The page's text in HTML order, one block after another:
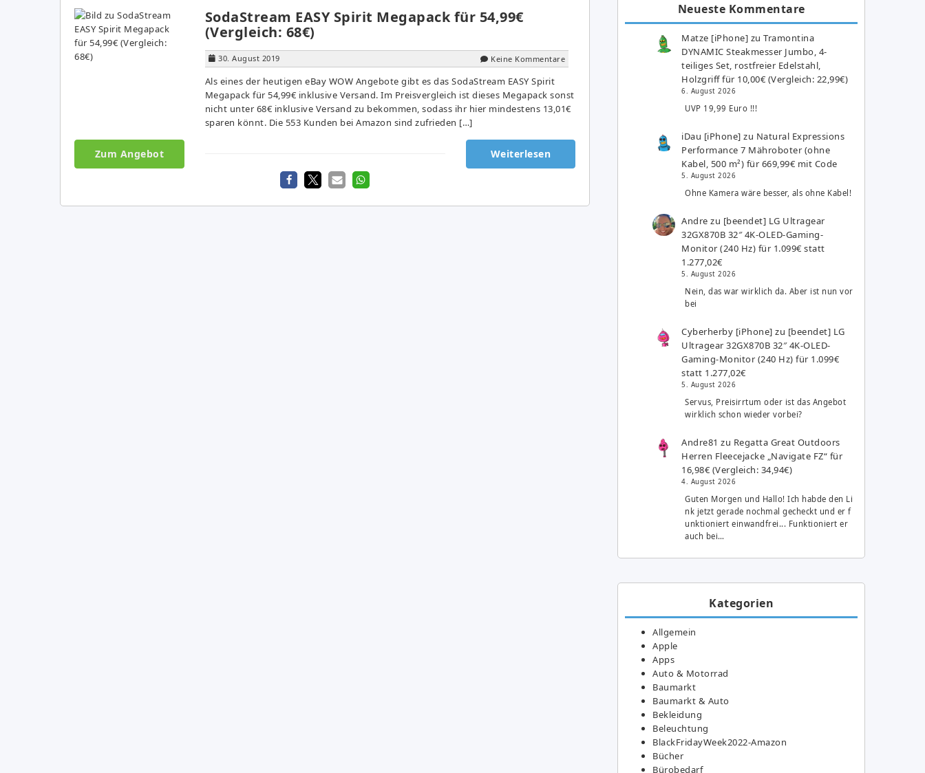
SodaStream EASY Spirit Megapack für 54,99€
(Vergleich: 68€)
30. August 2019 Keine Kommentare
Als eines der heutigen eBay WOW Angebote gibt es das SodaStream EASY Spirit
Megapack für 54,99€ inklusive Versand. Im Preisvergleich ist dieses Megapack sonst
nicht unter 68€ inklusive Versand zu bekommen, sodass ihr hier mindestens 13,01€
sparen könnt. Die 553 Kunden bei Amazon sind zufrieden […]
Zum Angebot Weiterlesen
Neueste Kommentare
Matze [iPhone] zuTramontina
DYNAMIC Steakmesser Jumbo, 4-
teiliges Set, rostfreier Edelstahl,
Holzgriff für 10,00€ (Vergleich: 22,99€)
6. August 2026
UVP 19,99 Euro !!!
iDau [iPhone] zu Natural Expressions
Performance 7 Mähroboter (ohne
Kabel, 500 m²) für 669,99€ mit Code
5. August 2026
Ohne Kamera wäre besser, als ohne Kabel!
Andre zu [beendet] LG Ultragear
32GX870B 32″ 4K-OLED-Gaming-
Monitor (240 Hz) für 1.099€ statt
1.277,02€
5. August 2026
Nein, das war wirklich da. Aber ist nun vor
bei
Cyberherby [iPhone] zu [beendet] LG
Ultragear 32GX870B 32″ 4K-OLED-
Gaming-Monitor (240 Hz) für 1.099€
statt 1.277,02€
5. August 2026
Servus, Preisirrtum oder ist das Angebot
wirklich schon wieder vorbei?
Andre81 zu Regatta Great Outdoors
Herren Fleecejacke „Navigate FZ“ für
16,98€ (Vergleich: 34,94€)
4. August 2026
Guten Morgen und Hallo! Ich habde den Li
nk jetzt gerade nochmal gecheckt und er f
unktioniert einwandfrei... Funktioniert er
auch bei…
Kategorien
Allgemein
Apple
Apps
Auto & Motorrad
Baumarkt
Baumarkt & Auto
Bekleidung
Beleuchtung
BlackFridayWeek2022-Amazon
Bücher
Bürobedarf